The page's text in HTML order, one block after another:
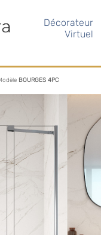
Décorateur
Virtuel
BOURGES 4PC